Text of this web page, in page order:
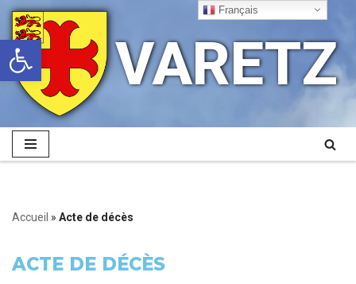
Ouvrir la barre d’outils
Aller
au
contenu
VARETZ
Accueil » Acte de décès
ACTE DE DÉCÈS
Français